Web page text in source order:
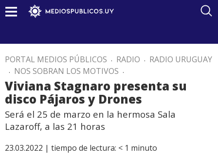
PORTAL MEDIOS PÚBLICOS . RADIO . RADIO URUGUAY
. NOS SOBRAN LOS MOTIVOS .
Viviana Stagnaro presenta su
disco Pájaros y Drones
Será el 25 de marzo en la hermosa Sala
Lazaroff, a las 21 horas
23.03.2022 | tiempo de lectura: < 1 minuto